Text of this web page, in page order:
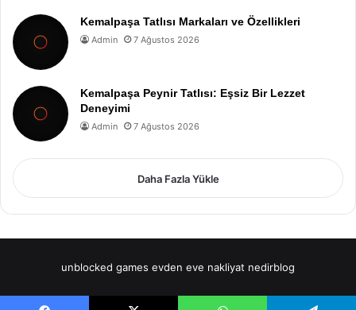
Kemalpaşa Tatlısı Markaları ve Özellikleri
Admin 7 Ağustos 2026
Kemalpaşa Peynir Tatlısı: Eşsiz Bir Lezzet
Deneyimi
Admin 7 Ağustos 2026
Daha Fazla Yükle
unblocked games evden eve nakliyat nedirblog